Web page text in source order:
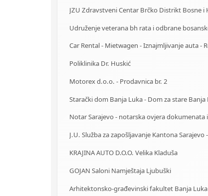
Poliklinika Dr. Huskić
Motorex d.o.o. - Prodavnica br. 2
KRAJINA AUTO D.O.O. Velika Kladuša
GOJAN Saloni Namještaja Ljubuški
Arhitektonsko-građevinski fakultet Banja Luka